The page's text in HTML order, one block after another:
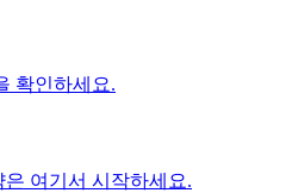
확인하세요.
여기서 시작하세요.